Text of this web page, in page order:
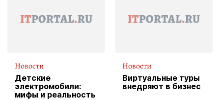
Новости
Детские
электромобили:
мифы и реальность
Новости
Виртуальные туры
внедряют в бизнес